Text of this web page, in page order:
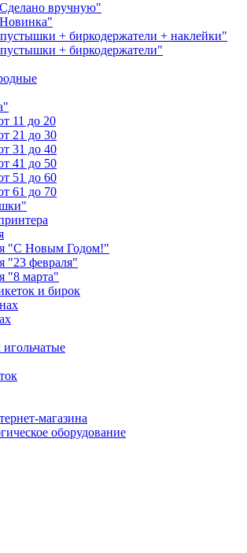
вручную"
+ биркодержатели + наклейки"
+ биркодержатели"
11 до 20
21 до 30
31 до 40
41 до 50
51 до 60
61 до 70
"С Новым Годом!"
"23 февраля"
"8 марта"
и бирок
магазина
оборудование